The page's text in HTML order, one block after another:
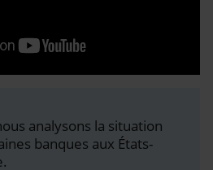
analysons la situation
banques aux États-